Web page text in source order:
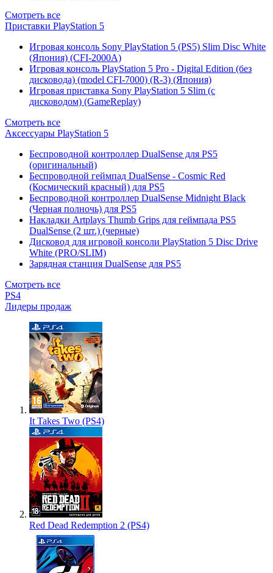
Смотреть все
Приставки PlayStation 5
Игровая консоль Sony PlayStation 5 (PS5) Slim Disc White
(Япония) (CFI-2000A)
Игровая консоль PlayStation 5 Pro - Digital Edition (без
дисковода) (model CFI-7000) (R-3) (Япония)
Игровая приставка Sony PlayStation 5 Slim (с
дисководом) (GameReplay)
Смотреть все
Аксессуары PlayStation 5
Беспроводной контроллер DualSense для PS5
(оригинальный)
Беспроводной геймпад DualSense - Cosmic Red
(Космический красный) для PS5
Беспроводной контроллер DualSense Midnight Black
(Черная полночь) для PS5
Накладки Artplays Thumb Grips для геймпада PS5
DualSense (2 шт.) (черные)
Дисковод для игровой консоли PlayStation 5 Disc Drive
White (PRO/SLIM)
Зарядная станция DualSense для PS5
Смотреть все
PS4
Лидеры продаж
It Takes Two (PS4)
Red Dead Redemption 2 (PS4)